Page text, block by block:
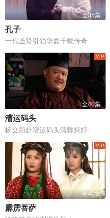
全35集
孔子
一代圣贤引领华夏千载传奇
全40集
漕运码头
杨立新赴漕运码头清弊惩奸
全40集
霹雳菩萨